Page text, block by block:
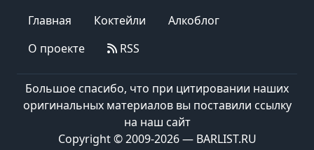
Главная Коктейли
Алкоблог
О проекте
RSS
Большое спасибо, что при цитировании наших
оригинальных материалов вы поставили ссылку
на наш сайт
Copyright © 2009-2026 — BARLIST.RU